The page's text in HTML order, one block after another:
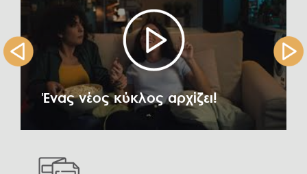
Ένας νέος κύκλος αρχίζει!